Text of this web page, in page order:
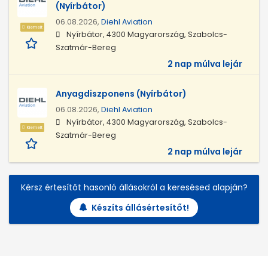
Kiemelt
(Nyírbátor)
06.08.2026, Diehl Aviation
Nyírbátor, 4300 Magyarország, Szabolcs-
Szatmár-Bereg
2 nap múlva lejár
Kiemelt
Anyagdiszponens (Nyírbátor)
06.08.2026, Diehl Aviation
Nyírbátor, 4300 Magyarország, Szabolcs-
Szatmár-Bereg
2 nap múlva lejár
Kérsz értesítőt hasonló állásokról a keresésed alapján?
Készíts állásértesítőt!